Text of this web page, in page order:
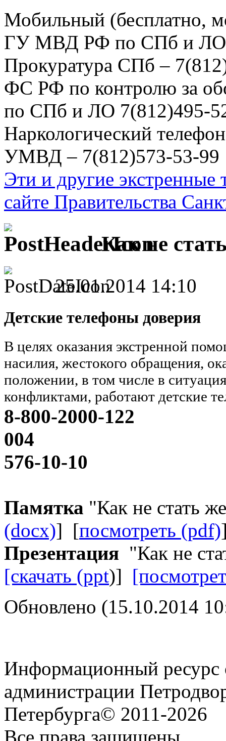
Мобильный (бесплатно,
ГУ МВД РФ по СПб и ЛО
Прокуратура СПб –
ФС РФ по контролю за
по СПб и ЛО 7(812)495-
Наркологический
УМВД – 7(812)573-53-99
Эти и другие
сайте Правительства
Как не
25.01.2014 14:10
Детские телефоны доверия
В целях оказания экстренной
насилия, жестокого обращения,
положении, в том числе в
конфликтами, работают детские
8-800-2000-122
004
576-10-10
Памятка "Как не стать
(docx)] [посмотреть (pdf)
Презентация "Как не
[скачать (ppt)]
Обновлено (15.10.2014
Информационный ресурс
администрации
Петербурга© 2011-2026